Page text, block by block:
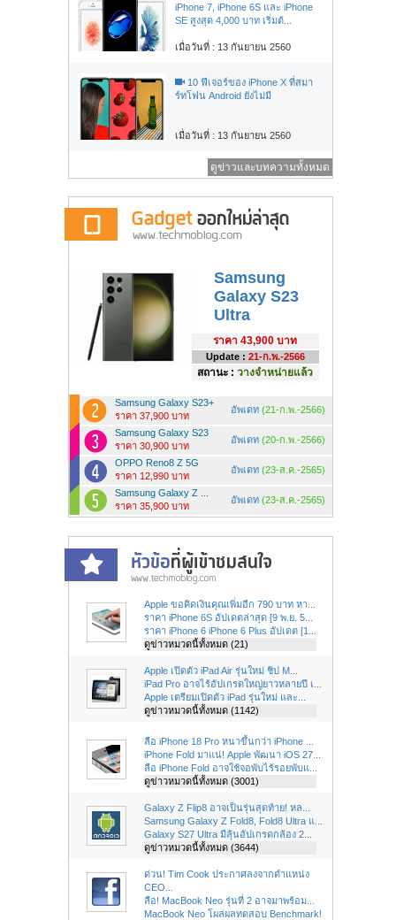
iPhone 7, iPhone 6S และ iPhone
SE สูงสุด 4,000 บาท เริ่มต้...
เมื่อวันที่ : 13 กันยายน 2560
10 ฟีเจอร์ของ iPhone X ที่สมา
ร์ทโฟน Android ยังไม่มี
เมื่อวันที่ : 13 กันยายน 2560
ดูข่าวและบทความทั้งหมด
Samsung
Galaxy S23
Ultra
ราคา 43,900 บาท
Update : 21-ก.พ.-2566
สถานะ : วางจำหน่ายแล้ว
Samsung Galaxy S23+
ราคา 37,900 บาท
อัพเดท (21-ก.พ.-2566)
Samsung Galaxy S23
ราคา 30,900 บาท
อัพเดท (20-ก.พ.-2566)
OPPO Reno8 Z 5G
ราคา 12,990 บาท
อัพเดท (23-ส.ค.-2565)
Samsung Galaxy Z ...
ราคา 35,900 บาท
อัพเดท (23-ส.ค.-2565)
Apple ขอคิดเงินคุณเพิ่มอีก 790 บาท หา...
ราคา iPhone 6S อัปเดตล่าสุด [9 พ.ย. 5...
ราคา iPhone 6 iPhone 6 Plus อัปเดต [1...
ดูข่าวหมวดนี้ทั้งหมด (21)
Apple เปิดตัว iPad Air รุ่นใหม่ ชิป M...
iPad Pro อาจไร้อัปเกรดใหญ่ยาวหลายปี เ...
Apple เตรียมเปิดตัว iPad รุ่นใหม่ และ...
ดูข่าวหมวดนี้ทั้งหมด (1142)
ลือ iPhone 18 Pro หนาขึ้นกว่า iPhone ...
iPhone Fold มาแน่! Apple พัฒนา iOS 27...
ลือ iPhone Fold อาจใช้จอพับไร้รอยพับแ...
ดูข่าวหมวดนี้ทั้งหมด (3001)
Galaxy Z Flip8 อาจเป็นรุ่นสุดท้าย! หล...
Samsung Galaxy Z Fold8, Fold8 Ultra แ...
Galaxy S27 Ultra มีลุ้นอัปเกรดกล้อง 2...
ดูข่าวหมวดนี้ทั้งหมด (3644)
ด่วน! Tim Cook ประกาศลงจากตำแหน่ง
CEO...
ลือ! MacBook Neo รุ่นที่ 2 อาจมาพร้อม...
MacBook Neo โผล่ผลทดสอบ Benchmark!